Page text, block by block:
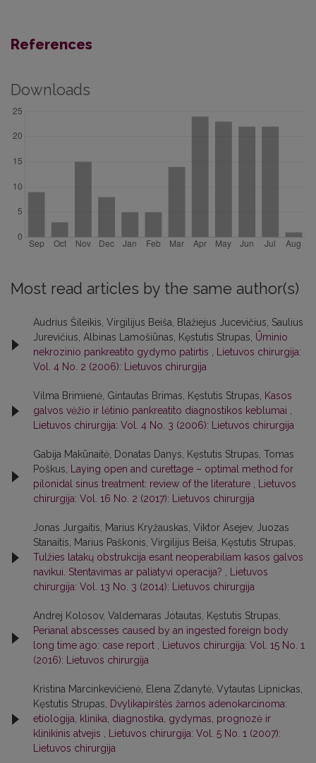
References
Downloads
Most read articles by the same author(s)
Audrius Šileikis, Virgilijus Beiša, Blažiejus Jucevičius, Saulius
Jurevičius, Albinas Lamošiūnas, Kęstutis Strupas, Ūminio
nekrozinio pankreatito gydymo patirtis
Lietuvos chirurgija:
Vol. 4 No. 2 (2006): Lietuvos chirurgija
Vilma Brimienė, Gintautas Brimas, Kęstutis Strupas,
Kasos
galvos vėžio ir lėtinio pankreatito diagnostikos keblumai
Lietuvos chirurgija: Vol. 4 No. 3 (2006): Lietuvos chirurgija
Gabija Makūnaitė, Donatas Danys, Kęstutis Strupas, Tomas
Poškus,
Laying open and curettage – optimal method for
pilonidal sinus treatment: review of the literature
Lietuvos
chirurgija: Vol. 16 No. 2 (2017): Lietuvos chirurgija
Jonas Jurgaitis, Marius Kryžauskas, Viktor Asejev, Juozas
Stanaitis, Marius Paškonis, Virgilijus Beiša, Kęstutis Strupas,
Tulžies latakų obstrukcija esant neoperabiliam kasos galvos
navikui. Stentavimas ar paliatyvi operacija?
Lietuvos
chirurgija: Vol. 13 No. 3 (2014): Lietuvos chirurgija
Andrej Kolosov, Valdemaras Jotautas, Kęstutis Strupas,
Perianal abscesses caused by an ingested foreign body
long time ago: case report
Lietuvos chirurgija: Vol. 15 No. 1
(2016): Lietuvos chirurgija
Kristina Marcinkevičienė, Elena Zdanytė, Vytautas Lipnickas,
Kęstutis Strupas,
Dvylikapirštės žarnos adenokarcinoma:
etiologija, klinika, diagnostika, gydymas, prognozė ir
klinikinis atvejis
Lietuvos chirurgija: Vol. 5 No. 1 (2007):
Lietuvos chirurgija